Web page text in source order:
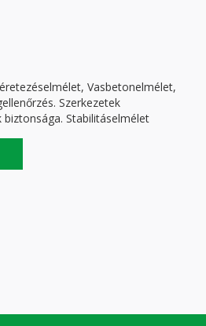
Vasbetonelmélet,
Szerkezetek
Stabilitáselmélet